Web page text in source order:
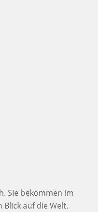
Sie bekommen im
Blick auf die Welt.